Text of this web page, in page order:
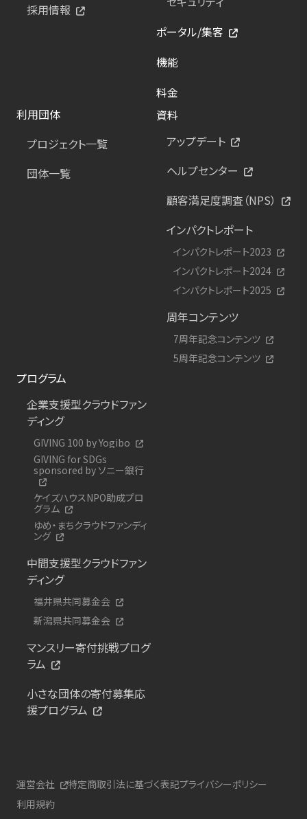
採用情報
ポータル/集客
機能
料金
利用団体
プロジェクト一覧
団体一覧
資料
アップデート
ヘルプセンター
顧客満足度調査（NPS）
インパクトレポート
インパクトレポート2023
インパクトレポート2024
インパクトレポート2025
周年コンテンツ
7周年記念コンテンツ
5周年記念コンテンツ
プログラム
企業支援型クラウドファン
ディング
GIVING 100 by Yogibo
GIVING for SDGs
sponsored by ソニー銀行
ケイズハウスNPO助成プロ
グラム
ゆめ・まちクラウドファンディ
ング
中間支援型クラウドファン
ディング
福井県共同募金会
新潟県共同募金会
マンスリー寄付挑戦プログ
ラム
小さな団体の寄付募集応
援プログラム
運営会社 特定商取引法に基づく表記プライバシーポリシー
利用規約